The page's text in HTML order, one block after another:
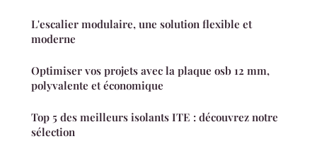
L'escalier modulaire, une solution flexible et
moderne
Optimiser vos projets avec la plaque osb 12 mm,
polyvalente et économique
Top 5 des meilleurs isolants ITE : découvrez notre
sélection